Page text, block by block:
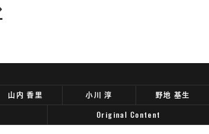
山内 香里 小川 淳 野地 基生
Original Content